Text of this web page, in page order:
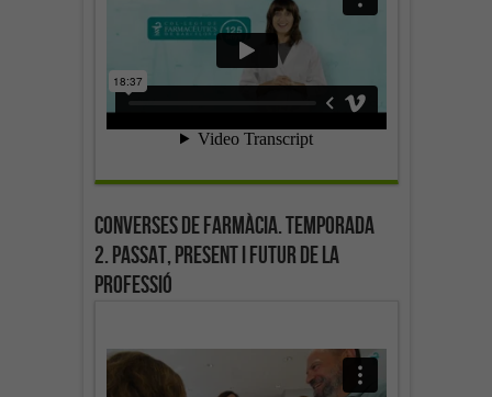
Converses de farmàcia. Temporada
2. Passat, present i futur de la
professió